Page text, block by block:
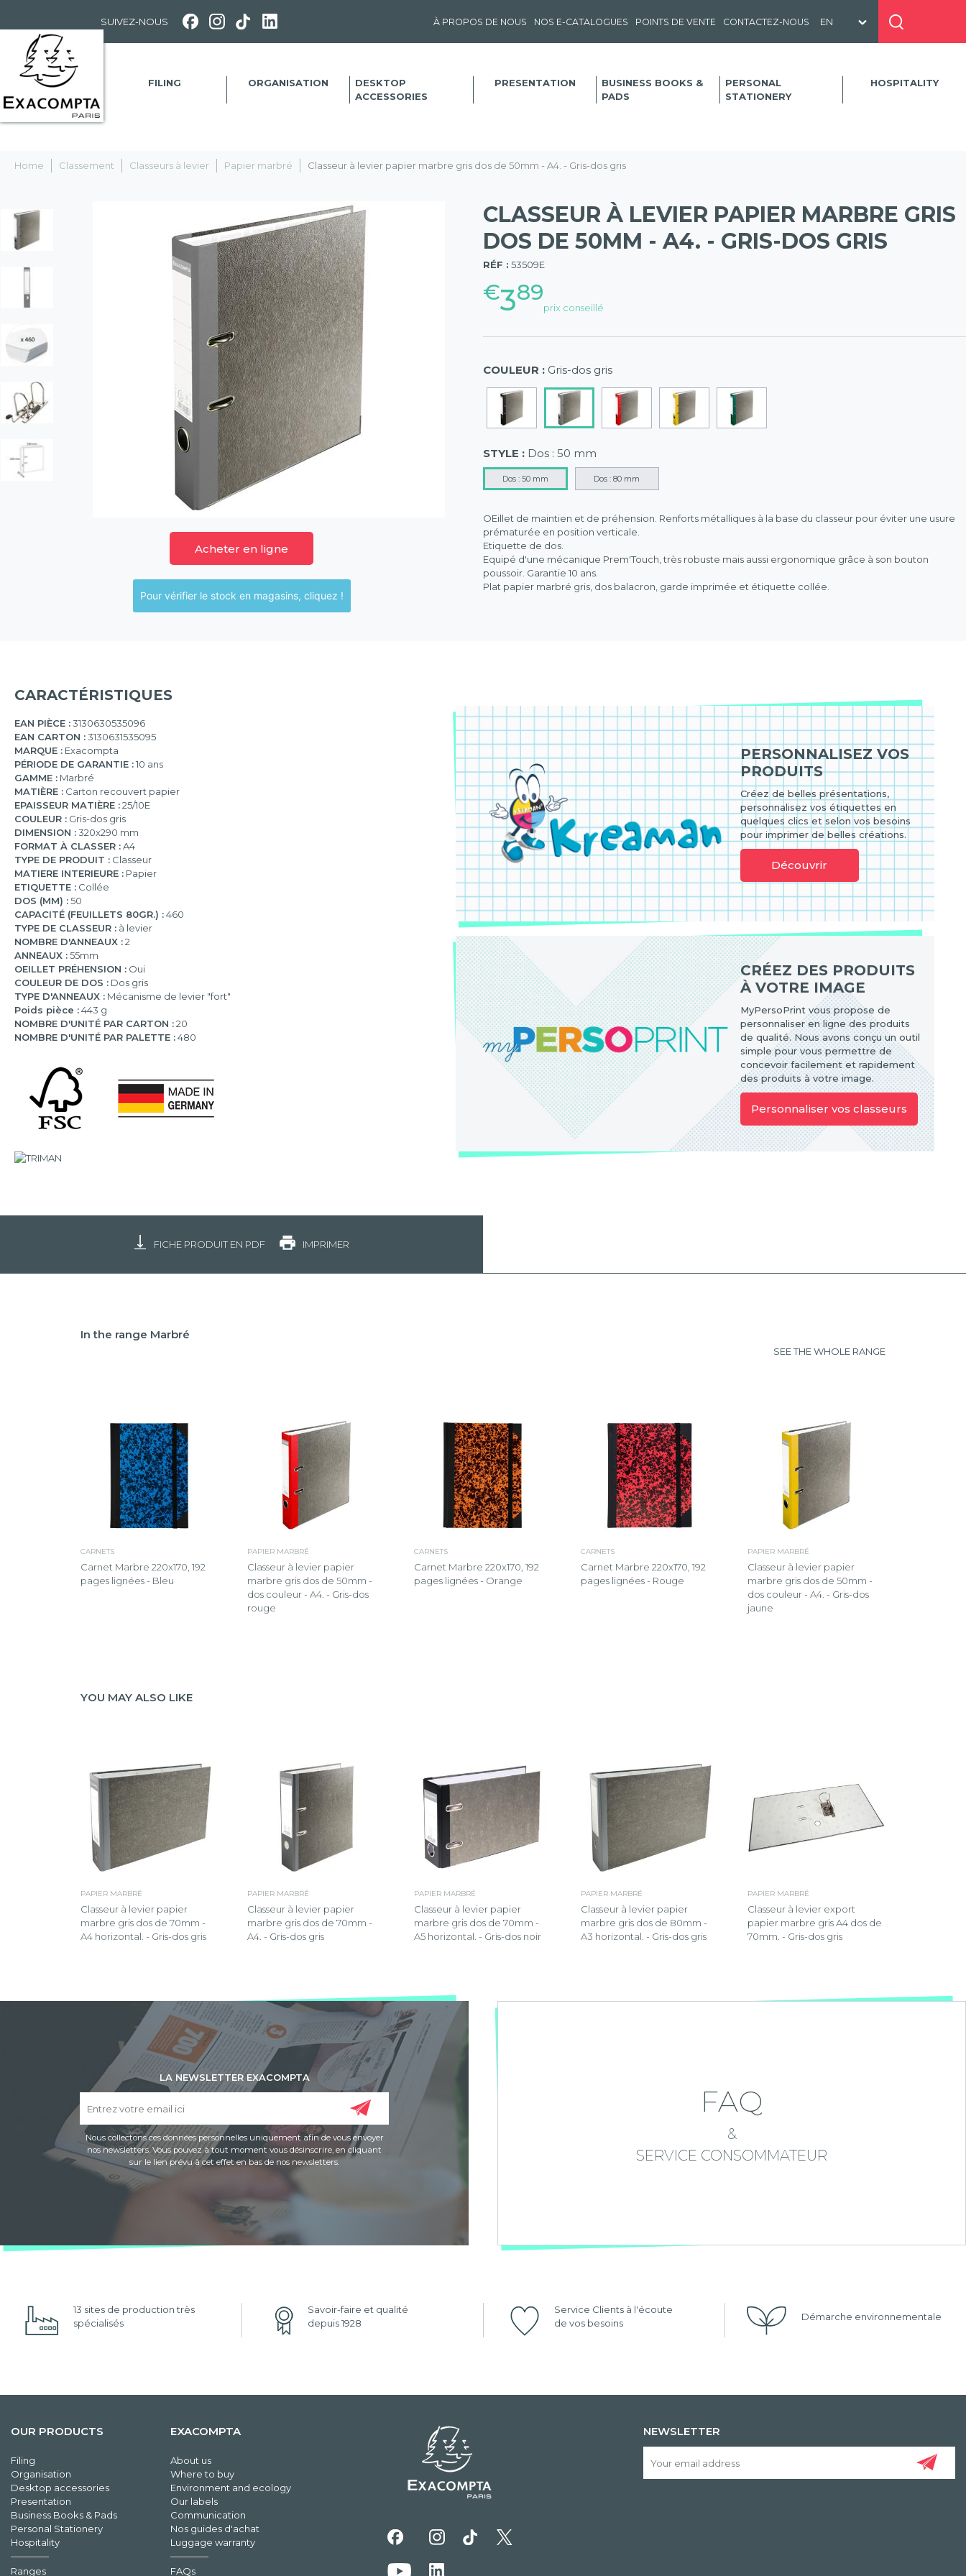
SUIVEZ-NOUS À PROPOS DE NOUS NOS E-CATALOGUES POINTS DE VENTE CONTACTEZ-NOUS
FILING ORGANISATION
DESKTOP
ACCESSORIES
PRESENTATION
BUSINESS BOOKS &
PADS
PERSONAL
STATIONERY
HOSPITALITY
Home Classement Classeurs à levier Papier marbré Classeur à levier papier marbre gris dos de 50mm - A4. - Gris-dos gris
Acheter en ligne
Pour vérifier le stock en magasins, cliquez !
CLASSEUR À LEVIER PAPIER MARBRE GRIS
DOS DE 50MM - A4. - GRIS-DOS GRIS
RÉF : 53509E
€389
prix conseillé
(57)
COULEUR : Gris-dos gris
STYLE : Dos : 50 mm
Dos : 50 mm Dos : 80 mm
OEillet de maintien et de préhension. Renforts métalliques à la base du classeur pour éviter une usure
prématurée en position verticale.
Etiquette de dos.
Equipé d'une mécanique Prem'Touch, très robuste mais aussi ergonomique grâce à son bouton
poussoir. Garantie 10 ans.
Plat papier marbré gris, dos balacron, garde imprimée et étiquette collée.
CARACTÉRISTIQUES
EAN PIÈCE :3130630535096
EAN CARTON :3130631535095
MARQUE : Exacompta
PÉRIODE DE GARANTIE :10 ans
GAMME : Marbré
MATIÈRE : Carton recouvert papier
EPAISSEUR MATIÈRE :25/10E
COULEUR : Gris-dos gris
DIMENSION :320x290 mm
FORMAT À CLASSER :A4
TYPE DE PRODUIT : Classeur
MATIERE INTERIEURE : Papier
ETIQUETTE : Collée
DOS (MM) :50
CAPACITÉ (FEUILLETS 80GR.) :460
TYPE DE CLASSEUR : à levier
NOMBRE D'ANNEAUX :2
ANNEAUX :55mm
OEILLET PRÉHENSION : Oui
COULEUR DE DOS : Dos gris
TYPE D'ANNEAUX : Mécanisme de levier "fort"
Poids pièce :443 g
NOMBRE D'UNITÉ PAR CARTON :20
NOMBRE D'UNITÉ PAR PALETTE :480
PERSONNALISEZ VOS
PRODUITS
Créez de belles présentations,
personnalisez vos étiquettes en
quelques clics et selon vos besoins
pour imprimer de belles créations.
Découvrir
CRÉEZ DES PRODUITS
À VOTRE IMAGE
MyPersoPrint vous propose de
personnaliser en ligne des produits
de qualité. Nous avons conçu un outil
simple pour vous permettre de
concevoir facilement et rapidement
des produits à votre image.
Personnaliser vos classeurs
FICHE PRODUIT EN PDF IMPRIMER
In the range Marbré
SEE THE WHOLE RANGE
CARNETS
Carnet Marbre 220x170, 192
pages lignées - Bleu
PAPIER MARBRÉ
Classeur à levier papier
marbre gris dos de 50mm -
dos couleur - A4. - Gris-dos
rouge
CARNETS
Carnet Marbre 220x170, 192
pages lignées - Orange
CARNETS
Carnet Marbre 220x170, 192
pages lignées - Rouge
PAPIER MARBRÉ
Classeur à levier papier
marbre gris dos de 50mm -
dos couleur - A4. - Gris-dos
jaune
YOU MAY ALSO LIKE
PAPIER MARBRÉ
Classeur à levier papier
marbre gris dos de 70mm -
A4 horizontal. - Gris-dos gris
PAPIER MARBRÉ
Classeur à levier papier
marbre gris dos de 70mm -
A4. - Gris-dos gris
PAPIER MARBRÉ
Classeur à levier papier
marbre gris dos de 70mm -
A5 horizontal. - Gris-dos noir
PAPIER MARBRÉ
Classeur à levier papier
marbre gris dos de 80mm -
A3 horizontal. - Gris-dos gris
PAPIER MARBRÉ
Classeur à levier export
papier marbre gris A4 dos de
70mm. - Gris-dos gris
LA NEWSLETTER EXACOMPTA
Nous collectons ces données personnelles uniquement afin de vous envoyer
nos newsletters. Vous pouvez à tout moment vous désinscrire, en cliquant
sur le lien prévu à cet effet en bas de nos newsletters.
FAQ
&
SERVICE CONSOMMATEUR
13 sites de production très
spécialisés
Savoir-faire et qualité
depuis 1928
Service Clients à l'écoute
de vos besoins
Démarche environnementale
OUR PRODUCTS
Filing
Organisation
Desktop accessories
Presentation
Business Books & Pads
Personal Stationery
Hospitality
Ranges
EXACOMPTA
About us
Where to buy
Environment and ecology
Our labels
Communication
Nos guides d'achat
Luggage warranty
FAQs
NEWSLETTER